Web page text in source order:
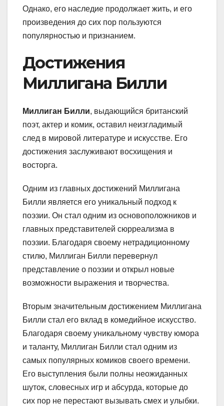
Однако, его наследие продолжает жить, и его
произведения до сих пор пользуются
популярностью и признанием.
Достижения
Миллигана Билли
Миллиган Билли, выдающийся британский
поэт, актер и комик, оставил неизгладимый
след в мировой литературе и искусстве. Его
достижения заслуживают восхищения и
восторга.
Одним из главных достижений Миллигана
Билли является его уникальный подход к
поэзии. Он стал одним из основоположников и
главных представителей сюрреализма в
поэзии. Благодаря своему нетрадиционному
стилю, Миллиган Билли перевернул
представление о поэзии и открыл новые
возможности выражения и творчества.
Вторым значительным достижением Миллигана
Билли стал его вклад в комедийное искусство.
Благодаря своему уникальному чувству юмора
и таланту, Миллиган Билли стал одним из
самых популярных комиков своего времени.
Его выступления были полны неожиданных
шуток, словесных игр и абсурда, которые до
сих пор не перестают вызывать смех и улыбки.